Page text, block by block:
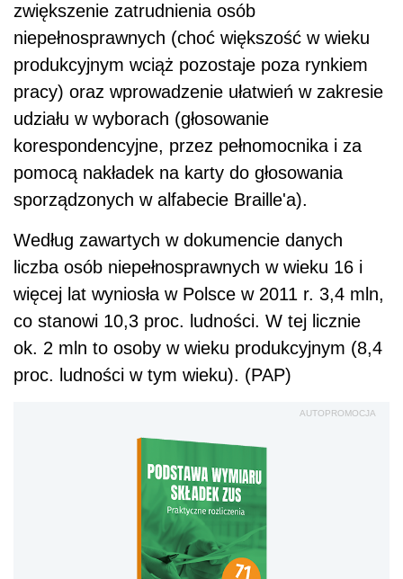
zwiększenie zatrudnienia osób
niepełnosprawnych (choć większość w wieku
produkcyjnym wciąż pozostaje poza rynkiem
pracy) oraz wprowadzenie ułatwień w zakresie
udziału w wyborach (głosowanie
korespondencyjne, przez pełnomocnika i za
pomocą nakładek na karty do głosowania
sporządzonych w alfabecie Braille'a).
Według zawartych w dokumencie danych
liczba osób niepełnosprawnych w wieku 16 i
więcej lat wyniosła w Polsce w 2011 r. 3,4 mln,
co stanowi 10,3 proc. ludności. W tej licznie
ok. 2 mln to osoby w wieku produkcyjnym (8,4
proc. ludności w tym wieku). (PAP)
AUTOPROMOCJA